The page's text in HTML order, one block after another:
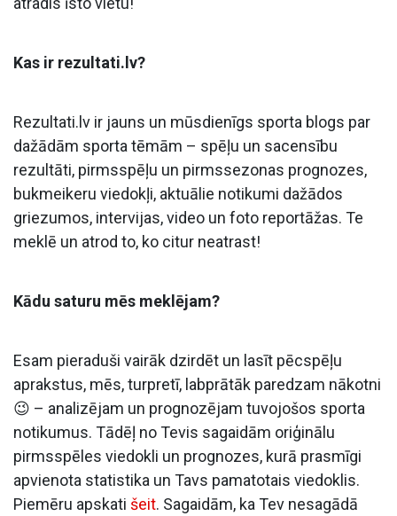
Kas ir rezultati.lv?
Rezultati.lv ir jauns un mūsdienīgs sporta blogs par
dažādām sporta tēmām – spēļu un sacensību
rezultāti, pirmsspēļu un pirmssezonas prognozes,
bukmeikeru viedokļi, aktuālie notikumi dažādos
griezumos, intervijas, video un foto reportāžas. Te
meklē un atrod to, ko citur neatrast!
Kādu saturu mēs meklējam?
Esam pieraduši vairāk dzirdēt un lasīt pēcspēļu
aprakstus, mēs, turpretī, labprātāk paredzam nākotni
😉 – analizējam un prognozējam tuvojošos sporta
notikumus. Tādēļ no Tevis sagaidām oriģinālu
pirmsspēles viedokli un prognozes, kurā prasmīgi
apvienota statistika un Tavs pamatotais viedoklis.
Piemēru apskati šeit. Sagaidām, ka Tev nesagādā